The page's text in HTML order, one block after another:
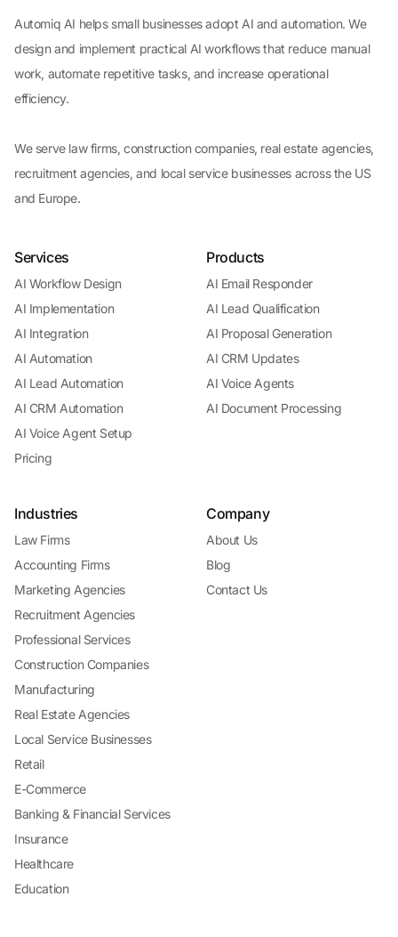
Automiq AI helps small businesses adopt AI and automation. We
design and implement practical AI workflows that reduce manual
work, automate repetitive tasks, and increase operational
efficiency.
We serve law firms, construction companies, real estate agencies,
recruitment agencies, and local service businesses across the US
and Europe.
Services
AI Workflow Design
AI Implementation
AI Integration
AI Automation
AI Lead Automation
AI CRM Automation
AI Voice Agent Setup
Pricing
Products
AI Email Responder
AI Lead Qualification
AI Proposal Generation
AI CRM Updates
AI Voice Agents
AI Document Processing
Industries
Law Firms
Accounting Firms
Marketing Agencies
Recruitment Agencies
Professional Services
Construction Companies
Manufacturing
Real Estate Agencies
Local Service Businesses
Retail
E-Commerce
Banking & Financial Services
Insurance
Healthcare
Education
Company
About Us
Blog
Contact Us